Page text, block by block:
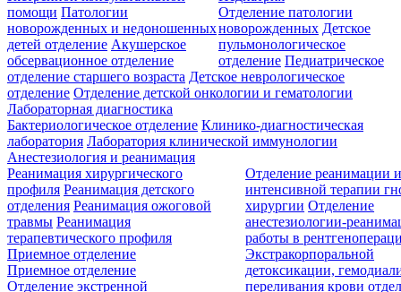
помощи Патологии
новорожденных и недоношенных
детей отделение Акушерское
обсервационное отделение
Отделение патологии
новорожденных Детское
пульмонологическое
отделение Педиатрическое
отделение старшего возраста Детское неврологическое
отделение Отделение детской онкологии и гематологии
Лабораторная диагностика
Бактериологическое отделение Клинико-диагностическая
лаборатория Лаборатория клинической иммунологии
Анестезиология и реанимация
Реанимация хирургического
профиля Реанимация детского
отделения Реанимация ожоговой
травмы Реанимация
терапевтического профиля
Отделение реанимации
интенсивной терапии
хирургии Отделение
анестезиологии-
работы в
Экстракорпоральной
детоксикации,
переливания крови
Приемное отделение
Приемное отделение
Отделение экстренной